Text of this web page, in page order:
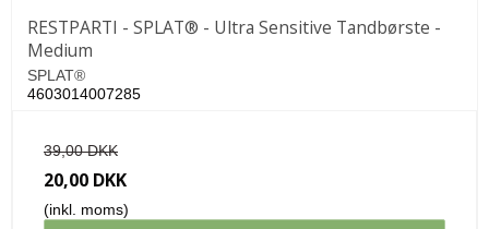
RESTPARTI - SPLAT® - Ultra Sensitive Tandbørste -
Medium
SPLAT®
4603014007285
39,00 DKK
20,00 DKK
(inkl. moms)